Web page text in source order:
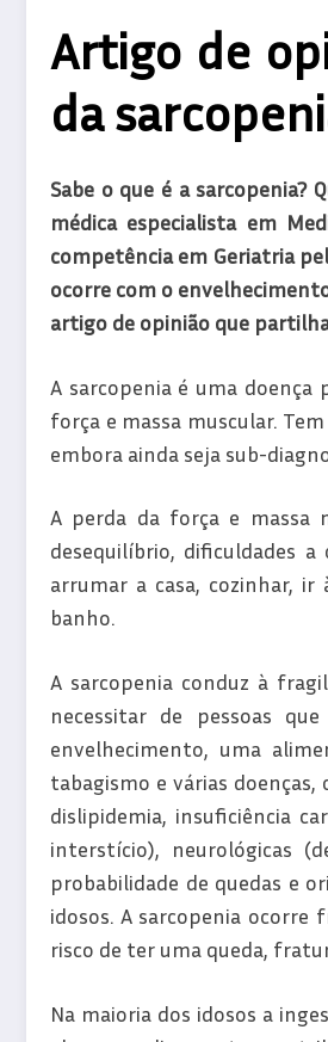
Artigo de
da
Sabe o que é a sarcopenia?
médica especialista em
competência em Geriatria
ocorre com o
artigo de opinião que
A sarcopenia é uma
força e massa muscular.
embora ainda seja sub-
A perda da força e massa
desequilíbrio, dificuldades
arrumar a casa, cozinhar,
banho.
A sarcopenia conduz à
necessitar de pessoas
envelhecimento, uma
tabagismo e várias
dislipidemia, insuficiência
interstício), neurológicas
probabilidade de quedas e
idosos. A sarcopenia
risco de ter uma queda,
Na maioria dos idosos a